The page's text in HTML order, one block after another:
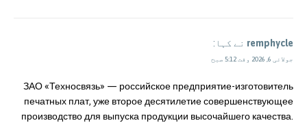
remphycle نے کہا:
جولائی 6, 2026 وقت 5:12 صبح
ЗАО «Техносвязь» — российское предприятие-изготовитель
печатных плат, уже второе десятилетие совершенствующее
производство для выпуска продукции высочайшего качества.